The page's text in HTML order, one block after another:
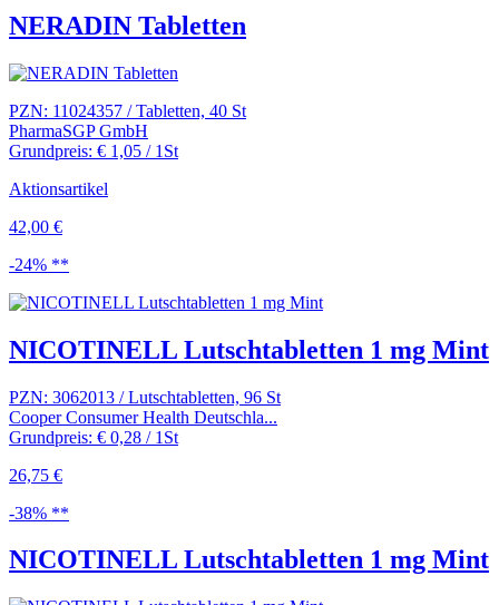
NERADIN Tabletten
PZN: 11024357 / Tabletten, 40 St
PharmaSGP GmbH
Grundpreis: € 1,05 / 1St
Aktionsartikel
42,00 €
-24% **
NICOTINELL Lutschtabletten 1 mg Mint
PZN: 3062013 / Lutschtabletten, 96 St
Cooper Consumer Health Deutschla...
Grundpreis: € 0,28 / 1St
26,75 €
-38% **
NICOTINELL Lutschtabletten 1 mg Mint